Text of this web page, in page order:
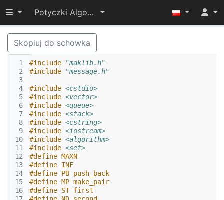
Przełącz widoczność menu
Potyczki Algorytmiczne 2014
Skopiuj do schowka
1
2
3
4
5
6
7
8
9
10
11
12
13
14
15
16
#include
"maklib.h"
#include
"message.h"
#include <cstdio>
#include <vector>
#include <queue>
#include <stack>
#include <cstring>
#include <iostream>
#include <algorithm>
#include <set>
#define MAXN
#define INF
#define PB push_back
#define MP make_pair
#define ST first